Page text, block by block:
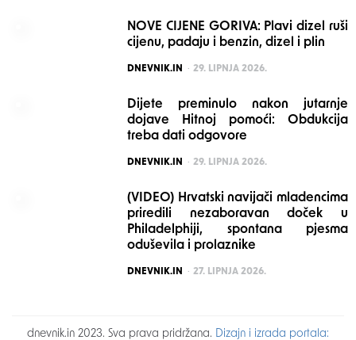
NOVE CIJENE GORIVA: Plavi dizel ruši
cijenu, padaju i benzin, dizel i plin
POSTED
DNEVNIK.IN 29. LIPNJA 2026.
Dijete preminulo nakon jutarnje
dojave Hitnoj pomoći: Obdukcija
treba dati odgovore
POSTED
DNEVNIK.IN 29. LIPNJA 2026.
(VIDEO) Hrvatski navijači mladencima
priredili nezaboravan doček u
Philadelphiji, spontana pjesma
oduševila i prolaznike
POSTED
DNEVNIK.IN 27. LIPNJA 2026.
dnevnik.in 2023. Sva prava pridržana. Dizajn i izrada portala: